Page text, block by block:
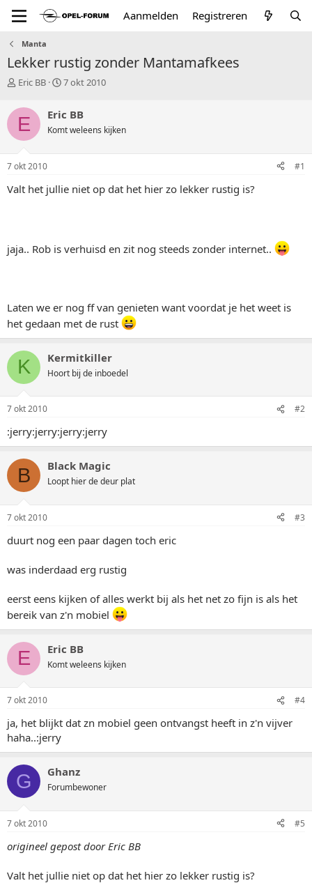
Aanmelden Registreren
Manta
Lekker rustig zonder Mantamafkees
T
p
i
c
s
a
t
Eric BB
S
r
t
a
m
7 okt 2010
E Eric BB
Komt weleens kijken
7 okt 2010 #1
Valt het jullie niet op dat het hier zo lekker rustig is?
jaja.. Rob is verhuisd en zit nog steeds zonder internet..
Laten we er nog ff van genieten want voordat je het weet is
het gedaan met de rust
K Kermitkiller
Hoort bij de inboedel
7 okt 2010 #2
:jerry:jerry:jerry:jerry
B Black Magic
Loopt hier de deur plat
7 okt 2010 #3
duurt nog een paar dagen toch eric
was inderdaad erg rustig
eerst eens kijken of alles werkt bij als het net zo fijn is als het
bereik van z'n mobiel
E Eric BB
Komt weleens kijken
7 okt 2010 #4
ja, het blijkt dat zn mobiel geen ontvangst heeft in z'n vijver
haha..:jerry
G Ghanz
Forumbewoner
7 okt 2010 #5
origineel gepost door Eric BB
Valt het jullie niet op dat het hier zo lekker rustig is?